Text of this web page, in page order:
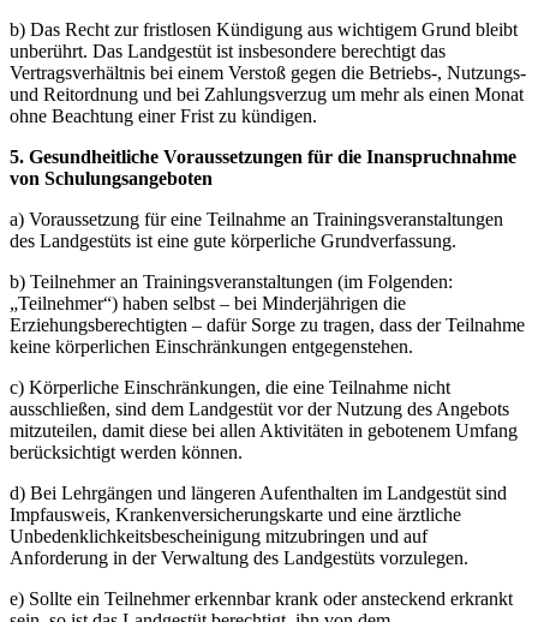
b) Das Recht zur fristlosen Kündigung aus wichtigem Grund bleibt
unberührt. Das Landgestüt ist insbesondere berechtigt das
Vertragsverhältnis bei einem Verstoß gegen die Betriebs-, Nutzungs-
und Reitordnung und bei Zahlungsverzug um mehr als einen Monat
ohne Beachtung einer Frist zu kündigen.
5. Gesundheitliche Voraussetzungen für die Inanspruchnahme
von Schulungsangeboten
a) Voraussetzung für eine Teilnahme an Trainingsveranstaltungen
des Landgestüts ist eine gute körperliche Grundverfassung.
b) Teilnehmer an Trainingsveranstaltungen (im Folgenden:
„Teilnehmer“) haben selbst – bei Minderjährigen die
Erziehungsberechtigten – dafür Sorge zu tragen, dass der Teilnahme
keine körperlichen Einschränkungen entgegenstehen.
c) Körperliche Einschränkungen, die eine Teilnahme nicht
ausschließen, sind dem Landgestüt vor der Nutzung des Angebots
mitzuteilen, damit diese bei allen Aktivitäten in gebotenem Umfang
berücksichtigt werden können.
d) Bei Lehrgängen und längeren Aufenthalten im Landgestüt sind
Impfausweis, Krankenversicherungskarte und eine ärztliche
Unbedenklichkeitsbescheinigung mitzubringen und auf
Anforderung in der Verwaltung des Landgestüts vorzulegen.
e) Sollte ein Teilnehmer erkennbar krank oder ansteckend erkrankt